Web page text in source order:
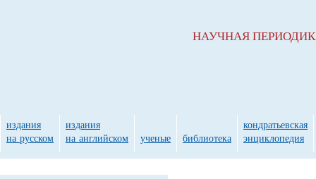
НАУЧНАЯ
издания
на русском
издания
на английском
ученые библиотека
кондратьевская
энциклопедия